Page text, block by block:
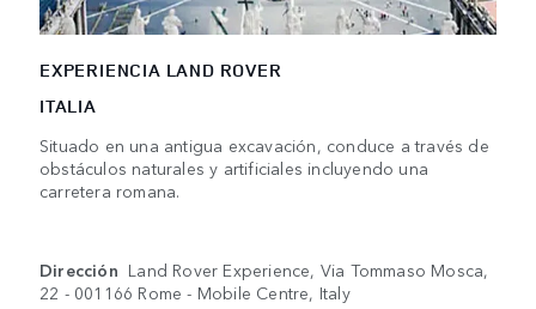
EXPERIENCIA LAND ROVER
ITALIA
Situado en una antigua excavación, conduce a través de
obstáculos naturales y artificiales incluyendo una
carretera romana.
Dirección Land Rover Experience, Via Tommaso Mosca,
22 - 001166 Rome - Mobile Centre, Italy